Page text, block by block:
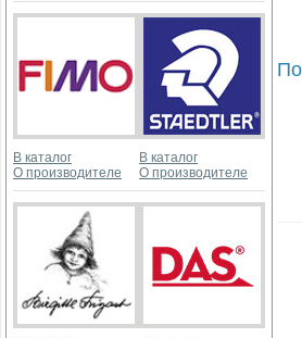
В каталог
О производителе
В каталог
О производителе